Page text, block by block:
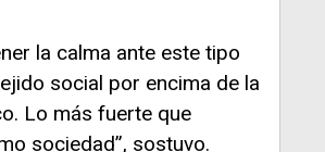
la calma ante este tipo
social por encima de la
Lo más fuerte que
sociedad”, sostuvo.